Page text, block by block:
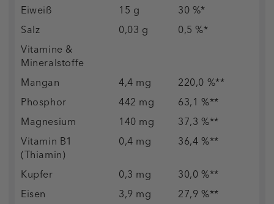
Eiweiß
15 g
30 %*
Salz
0,03 g
0,5 %*
Vitamine &
Mineralstoffe
Mangan
4,4 mg
220,0 %**
Phosphor
442 mg
63,1 %**
Magnesium
140 mg
37,3 %**
Vitamin B1
(Thiamin)
0,4 mg
36,4 %**
Kupfer
0,3 mg
30,0 %**
Eisen
3,9 mg
27,9 %**